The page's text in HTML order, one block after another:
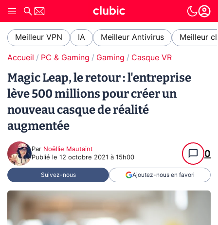
Meilleur VPN IA Meilleur Antivirus Meilleur
Accueil PC & Gaming Gaming Casque VR
Magic Leap, le retour : l'entreprise
lève 500 millions pour créer un
nouveau casque de réalité
augmentée
Par Noëllie Mautaint
Publié le 12 octobre 2021 à 15h00 0
Suivez-nous Ajoutez-nous en favori